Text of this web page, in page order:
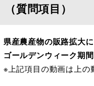
（質問項目）
県産農産物の販路拡大
ゴールデンウィーク期
※上記項目の動画は上の